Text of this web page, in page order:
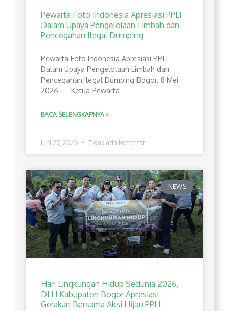
Pewarta Foto Indonesia Apresiasi PPLI
Dalam Upaya Pengelolaan Limbah dan
Pencegahan Ilegal Dumping
Pewarta Foto Indonesia Apresiasi PPLI
Dalam Upaya Pengelolaan Limbah dan
Pencegahan Ilegal Dumping Bogor, 8 Mei
2026 — Ketua Pewarta
BACA SELENGKAPNYA »
Juni 25, 2026 Tidak ada komentar
NEWS
Hari Lingkungan Hidup Sedunia 2026,
DLH Kabupaten Bogor Apresiasi
Gerakan Bersama Aksi Hijau PPLI